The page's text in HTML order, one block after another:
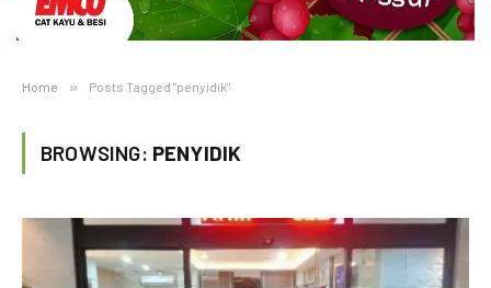
Home » Posts Tagged "penyidik"
BROWSING: PENYIDIK